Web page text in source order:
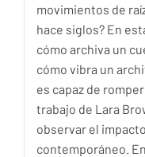
movimientos de
hace siglos? En
cómo archiva un
cómo vibra un
es capaz de
trabajo de Lara
observar el
contemporáneo.